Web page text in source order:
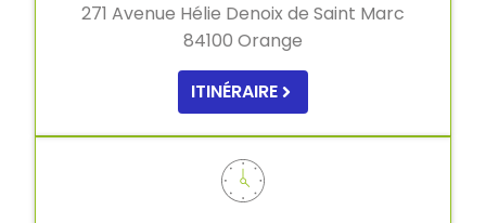
271 Avenue Hélie Denoix de Saint Marc
84100 Orange
ITINÉRAIRE